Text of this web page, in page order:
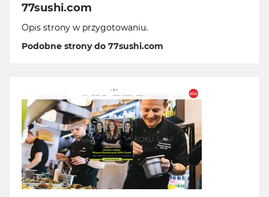
77sushi.com
Opis strony w przygotowaniu.
Podobne strony do 77sushi.com